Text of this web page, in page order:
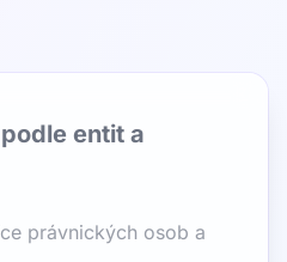
entit a
právnických osob a